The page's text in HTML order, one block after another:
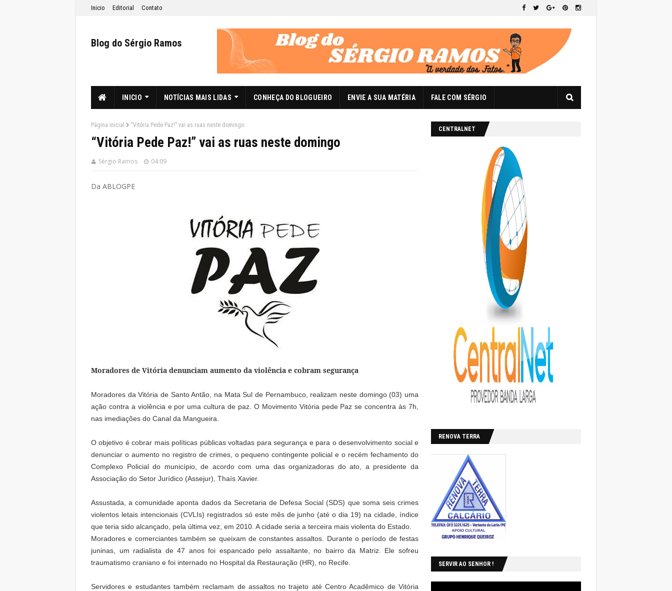
Inicio Editorial Contato
Blog do Sérgio Ramos
INICIO NOTÍCIAS MAIS LIDAS CONHEÇA DO BLOGUEIRO ENVIE A SUA MATÉRIA FALE COM SÉRGIO
Página inicial “Vitória Pede Paz!” vai as ruas neste domingo
“Vitória Pede Paz!” vai as ruas neste domingo
Sérgio Ramos 04:09
Da ABLOGPE
Moradores de Vitória denunciam aumento da violência e cobram segurança
Moradores da Vitória de Santo Antão, na Mata Sul de Pernambuco, realizam neste domingo (03) uma
ação contra a violência e por uma cultura de paz. O Movimento Vitória pede Paz se concentra às 7h,
nas imediações do Canal da Mangueira.
O objetivo é cobrar mais políticas públicas voltadas para segurança e para o desenvolvimento social e
denunciar o aumento no registro de crimes, o pequeno contingente policial e o recém fechamento do
Complexo Policial do município, de acordo com uma das organizadoras do ato, a presidente da
Associação do Setor Jurídico (Assejur), Thaís Xavier.
Assustada, a comunidade aponta dados da Secretaria de Defesa Social (SDS) que soma seis crimes
violentos letais intencionais (CVLIs) registrados só este mês de junho (até o dia 19) na cidade, índice
que teria sido alcançado, pela última vez, em 2010. A cidade seria a terceira mais violenta do Estado.
Moradores e comerciantes também se queixam de constantes assaltos. Durante o período de festas
juninas, um radialista de 47 anos foi espancado pelo assaltante, no bairro da Matriz. Ele sofreu
traumatismo craniano e foi internado no Hospital da Restauração (HR), no Recife.
Servidores e estudantes também reclamam de assaltos no trajeto até Centro Acadêmico de Vitória
CENTRALNET
RENOVA TERRA
SERVIR AO SENHOR !